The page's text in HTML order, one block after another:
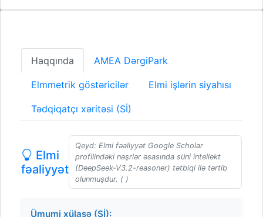
Haqqında AMEA DərgiPark
Elmmetrik göstəricilər Elmi işlərin siyahısı
Tədqiqatçı xəritəsi (Sİ)
Elmi
fəaliyyət
Qeyd: Elmi fəaliyyət Google Scholar
profilindəki nəşrlər əsasında süni intellekt
(DeepSeek-V3.2-reasoner) tətbiqi ilə tərtib
olunmuşdur. ( )
Ümumi xülasə (Sİ):